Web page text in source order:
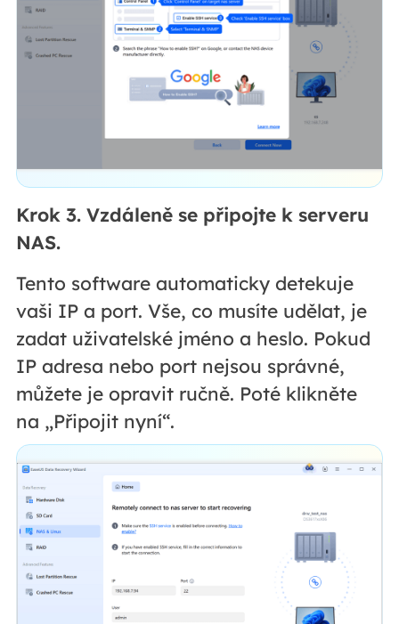
Krok 3. Vzdáleně se připojte k serveru
NAS.
Tento software automaticky detekuje
vaši IP a port. Vše, co musíte udělat, je
zadat uživatelské jméno a heslo. Pokud
IP adresa nebo port nejsou správné,
můžete je opravit ručně. Poté klikněte
na „Připojit nyní“.